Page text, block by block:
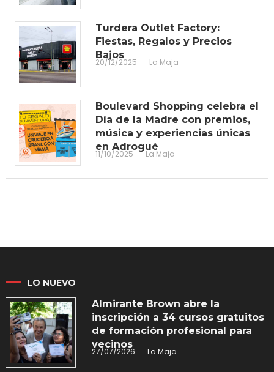
Turdera Outlet Factory:
Fiestas, Regalos y Precios
Bajos
20/12/2025 La Maja
Boulevard Shopping celebra el
Día de la Madre con premios,
música y experiencias únicas
en Adrogué
11/10/2025 La Maja
LO NUEVO
Almirante Brown abre la
inscripción a 34 cursos gratuitos
de formación profesional para
vecinos
27/07/2026 La Maja